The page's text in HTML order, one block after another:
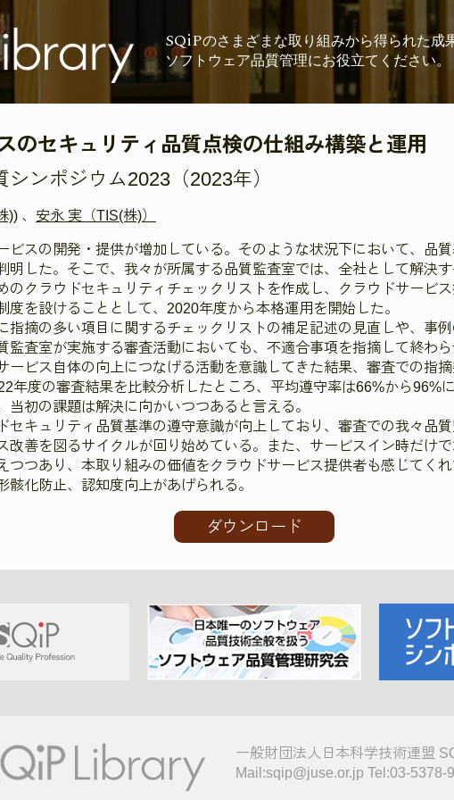
SQiPのさまざまな取り組みから得られた成
ソフトウェア品質管理にお役立てください。
のセキュリティ品質点検の仕組み構築と運用
ンポジウム2023（2023年）
)) 、 安永 実（TIS(株)）
ビスの開発・提供が増加している。そのような状況下において、品
明した。そこで、我々が所属する品質監査室では、全社として解決
のクラウドセキュリティチェックリストを作成し、クラウドサービ
度を設けることとして、2020年度から本格運用を開始した。
指摘の多い項目に関するチェックリストの補足記述の見直しや、事
監査室が実施する審査活動においても、不適合事項を指摘して終わ
ービス自体の向上につなげる活動を意識してきた結果、審査での指
年度の審査結果を比較分析したところ、平均遵守率は66%から96%
当初の課題は解決に向かいつつあると言える。
セキュリティ品質基準の遵守意識が向上しており、審査での我々品
改善を図るサイクルが回り始めている。また、サービスイン時だけ
つつあり、本取り組みの価値をクラウドサービス提供者も感じてくれ
骸化防止、認知度向上があげられる。
ダウンロード
一般財団法人日本科学技術連盟
Mail:sqip@juse.or.jp Tel:03-5378-